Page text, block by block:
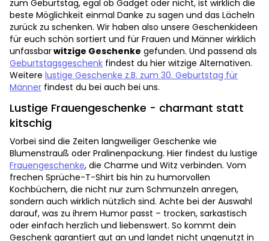
zum Geburtstag, egal ob Gadget oder nicht, ist wirklich die
beste Möglichkeit einmal Danke zu sagen und das Lächeln
zurück zu schenken. Wir haben also unsere Geschenkideen
für euch schön sortiert und für Frauen und Männer wirklich
unfassbarwitzige Geschenke gefunden. Und passend als
Geburtstagsgeschenk findest du hier witzige Alternativen.
Weitere lustige Geschenke z.B. zum 30. Geburtstag für
Männer findest du bei auch bei uns.
Lustige Frauengeschenke - charmant statt
kitschig
Vorbei sind die Zeiten langweiliger Geschenke wie
Blumenstrauß oder Pralinenpackung. Hier findest du lustige
Frauengeschenke, die Charme und Witz verbinden. Vom
frechen Sprüche-T-Shirt bis hin zu humorvollen
Kochbüchern, die nicht nur zum Schmunzeln anregen,
sondern auch wirklich nützlich sind. Achte bei der Auswahl
darauf, was zu ihrem Humor passt – trocken, sarkastisch
oder einfach herzlich und liebenswert. So kommt dein
Geschenk garantiert gut an und landet nicht ungenutzt in